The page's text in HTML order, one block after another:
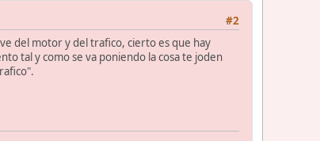
#2
del motor y del trafico, cierto es que hay
tal y como se va poniendo la cosa te joden